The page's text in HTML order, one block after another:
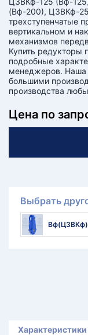
(Вф-200), Ц3ВКф-
трехступенчатые
вертикальном и
механизмов
Купить редукторы
подробные
менеджеров.
большими
производства
Цена по
Выбрать
Характеристики